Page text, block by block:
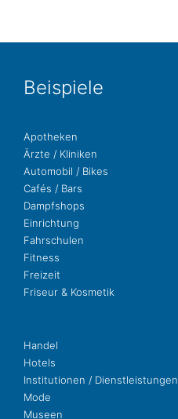
Bei­spie­le
Apo­the­ken
Ärzte / Kliniken
Auto­mo­bil / Bikes
Cafés / Bars
Dampf­shops
Ein­rich­tung
Fahr­schu­len
Fit­ness
Freizeit
Fri­seur & Kosmetik
Handel
Hotels
Insti­tu­tio­nen / Dienstleistungen
Mode
Museen